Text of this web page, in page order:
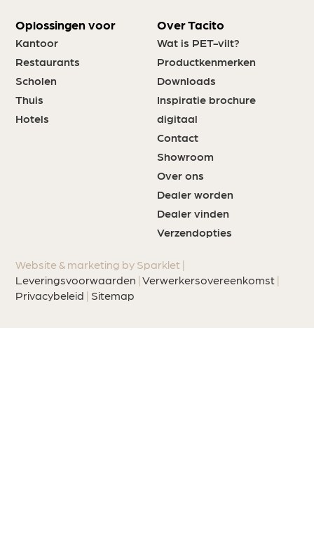
Oplossingen voor
Kantoor
Restaurants
Scholen
Thuis
Hotels
Over Tacito
Wat is PET-vilt?
Productkenmerken
Downloads
Inspiratie brochure
digitaal
Contact
Showroom
Over ons
Dealer worden
Dealer vinden
Verzendopties
Website & marketing by Sparklet |
Leveringsvoorwaarden |Verwerkersovereenkomst |
Privacybeleid | Sitemap